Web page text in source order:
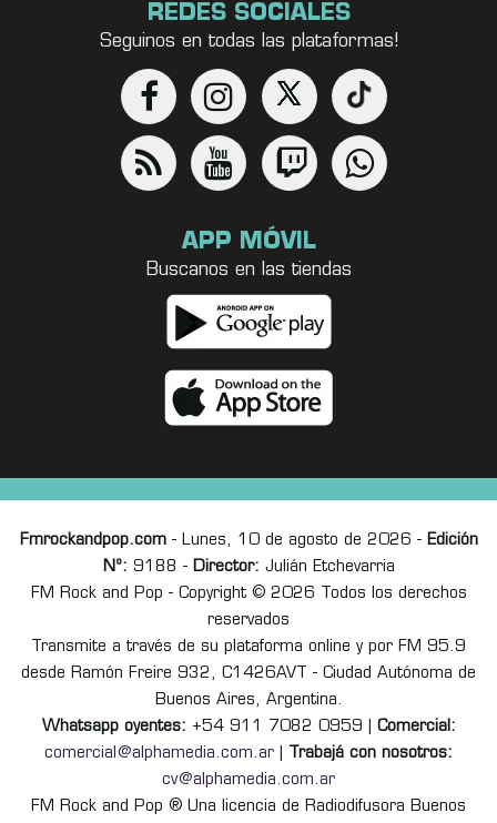
REDES SOCIALES
Seguinos en todas las plataformas!
APP MÓVIL
Buscanos en las tiendas
Fmrockandpop.com- Lunes, 10 de agosto de 2026 - Edición
Nº: 9188 - Director: Julián Etchevarria
FM Rock and Pop - Copyright © 2026 Todos los derechos
reservados
Transmite a través de su plataforma online y por FM 95.9
desde Ramón Freire 932, C1426AVT - Ciudad Autónoma de
Buenos Aires, Argentina.
Whatsapp oyentes: +54 911 7082 0959 | Comercial:
comercial@alphamedia.com.ar
Trabajá con nosotros:
cv@alphamedia.com.ar
FM Rock and Pop ® Una licencia de Radiodifusora Buenos